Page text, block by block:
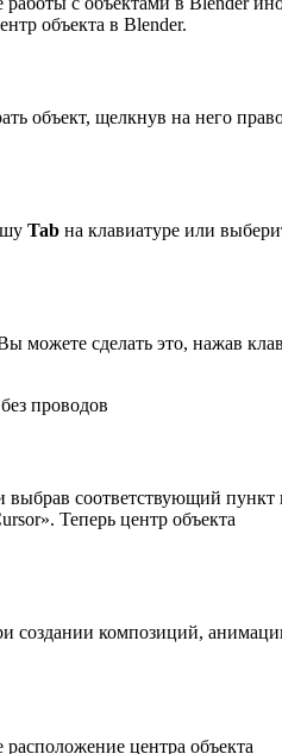
объекта в Blender.
объект, щелкнув на него
Tab на клавиатуре или
можете сделать это, нажав
проводов
выбрав соответствующий пункт
Теперь центр объекта
создании композиций,
центра объекта